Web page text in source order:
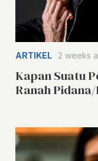
ARTIKEL 2 weeks
Kapan Suatu
Ranah